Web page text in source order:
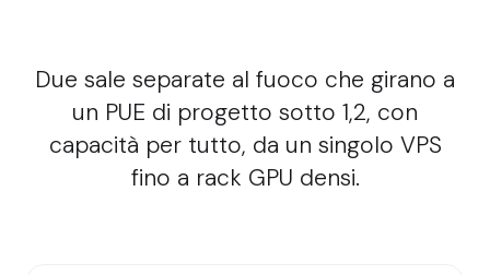
Due sale separate al fuoco che girano a
un PUE di progetto sotto 1,2, con
capacità per tutto, da un singolo VPS
fino a rack GPU densi.